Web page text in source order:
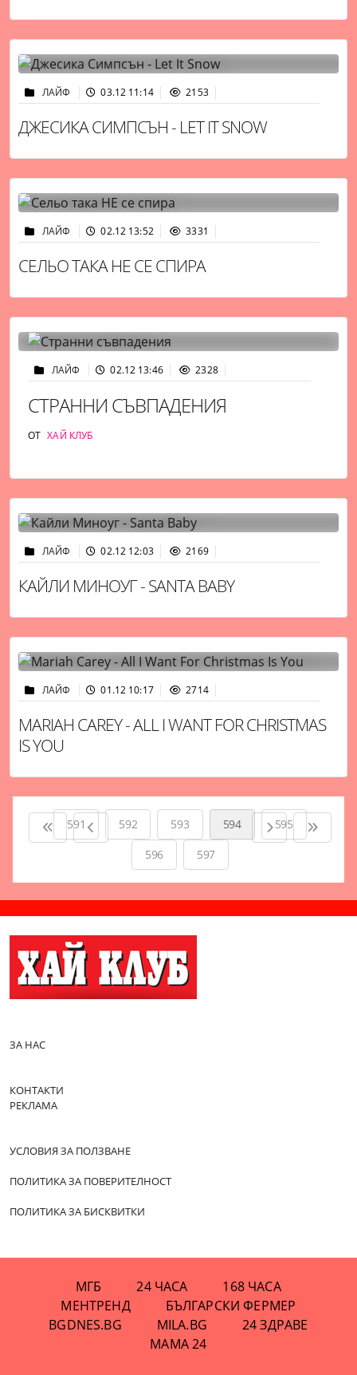
ЛАЙФ 03.12 11:14 2153
ДЖЕСИКА СИМПСЪН - LET IT SNOW
ЛАЙФ 02.12 13:52 3331
СЕЛЬО ТАКА НЕ СЕ СПИРА
ЛАЙФ 02.12 13:46 2328
СТРАННИ СЪВПАДЕНИЯ
ОТ ХАЙ КЛУБ
ЛАЙФ 02.12 12:03 2169
КАЙЛИ МИНОУГ - SANTA BABY
ЛАЙФ 01.12 10:17 2714
MARIAH CAREY - ALL I WANT FOR CHRISTMAS
IS YOU
591 592 593 594
595
596
597
ЗА НАС
КОНТАКТИ
РЕКЛАМА
УСЛОВИЯ ЗА ПОЛЗВАНЕ
ПОЛИТИКА ЗА ПОВЕРИТЕЛНОСТ
ПОЛИТИКА ЗА БИСКВИТКИ
МГБ 24 ЧАСА
168 ЧАСА
МЕНТРЕНД
БЪЛГАРСКИ ФЕРМЕР
BGDNES.BG
MILA.BG
24 ЗДРАВЕ
МАМА 24